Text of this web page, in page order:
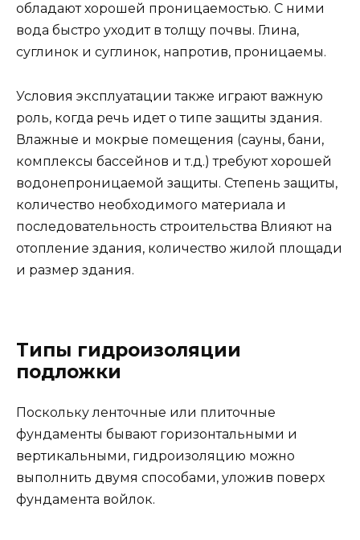
обладают хорошей проницаемостью. С ними
вода быстро уходит в толщу почвы. Глина,
суглинок и суглинок, напротив, проницаемы.
Условия эксплуатации также играют важную
роль, когда речь идет о типе защиты здания.
Влажные и мокрые помещения (сауны, бани,
комплексы бассейнов и т.д.) требуют хорошей
водонепроницаемой защиты. Степень защиты,
количество необходимого материала и
последовательность строительства Влияют на
отопление здания, количество жилой площади
и размер здания.
Типы гидроизоляции
подложки
Поскольку ленточные или плиточные
фундаменты бывают горизонтальными и
вертикальными, гидроизоляцию можно
выполнить двумя способами, уложив поверх
фундамента войлок.